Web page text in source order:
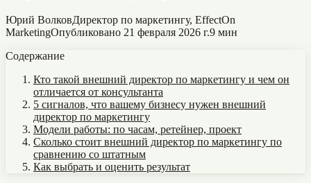
Юрий ВолковДиректор по маркетингу, EffectOn
MarketingОпубликовано 21 февраля 2026 г.9 мин
Содержание
Кто такой внешний директор по маркетингу и чем он
отличается от консультанта
5 сигналов, что вашему бизнесу нужен внешний
директор по маркетингу
Модели работы: по часам, ретейнер, проект
Сколько стоит внешний директор по маркетингу по
сравнению со штатным
Как выбрать и оценить результат